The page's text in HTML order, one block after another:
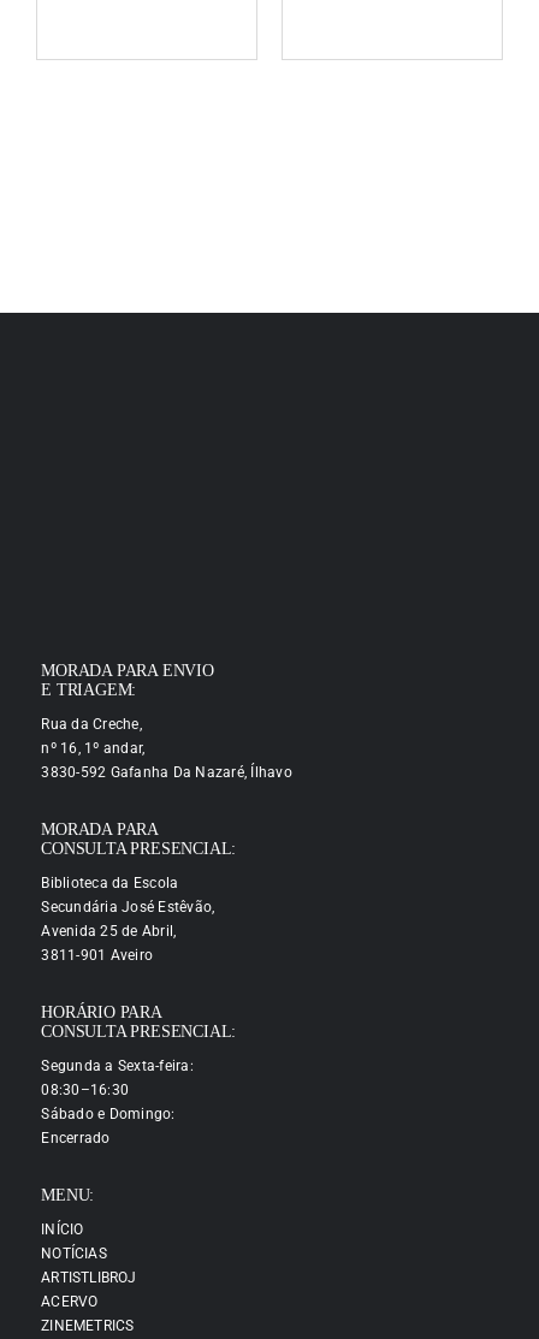
MORADA PARA ENVIO
E TRIAGEM:
Rua da Creche,
nº 16, 1º andar,
3830-592 Gafanha Da Nazaré, Ílhavo
MORADA PARA
CONSULTA PRESENCIAL:
Biblioteca da Escola
Secundária José Estêvão,
Avenida 25 de Abril,
3811-901 Aveiro
HORÁRIO PARA
CONSULTA PRESENCIAL:
Segunda a Sexta-feira:
08:30–16:30
Sábado e Domingo:
Encerrado
MENU:
INÍCIO
NOTÍCIAS
ARTISTLIBROJ
ACERVO
ZINEMETRICS